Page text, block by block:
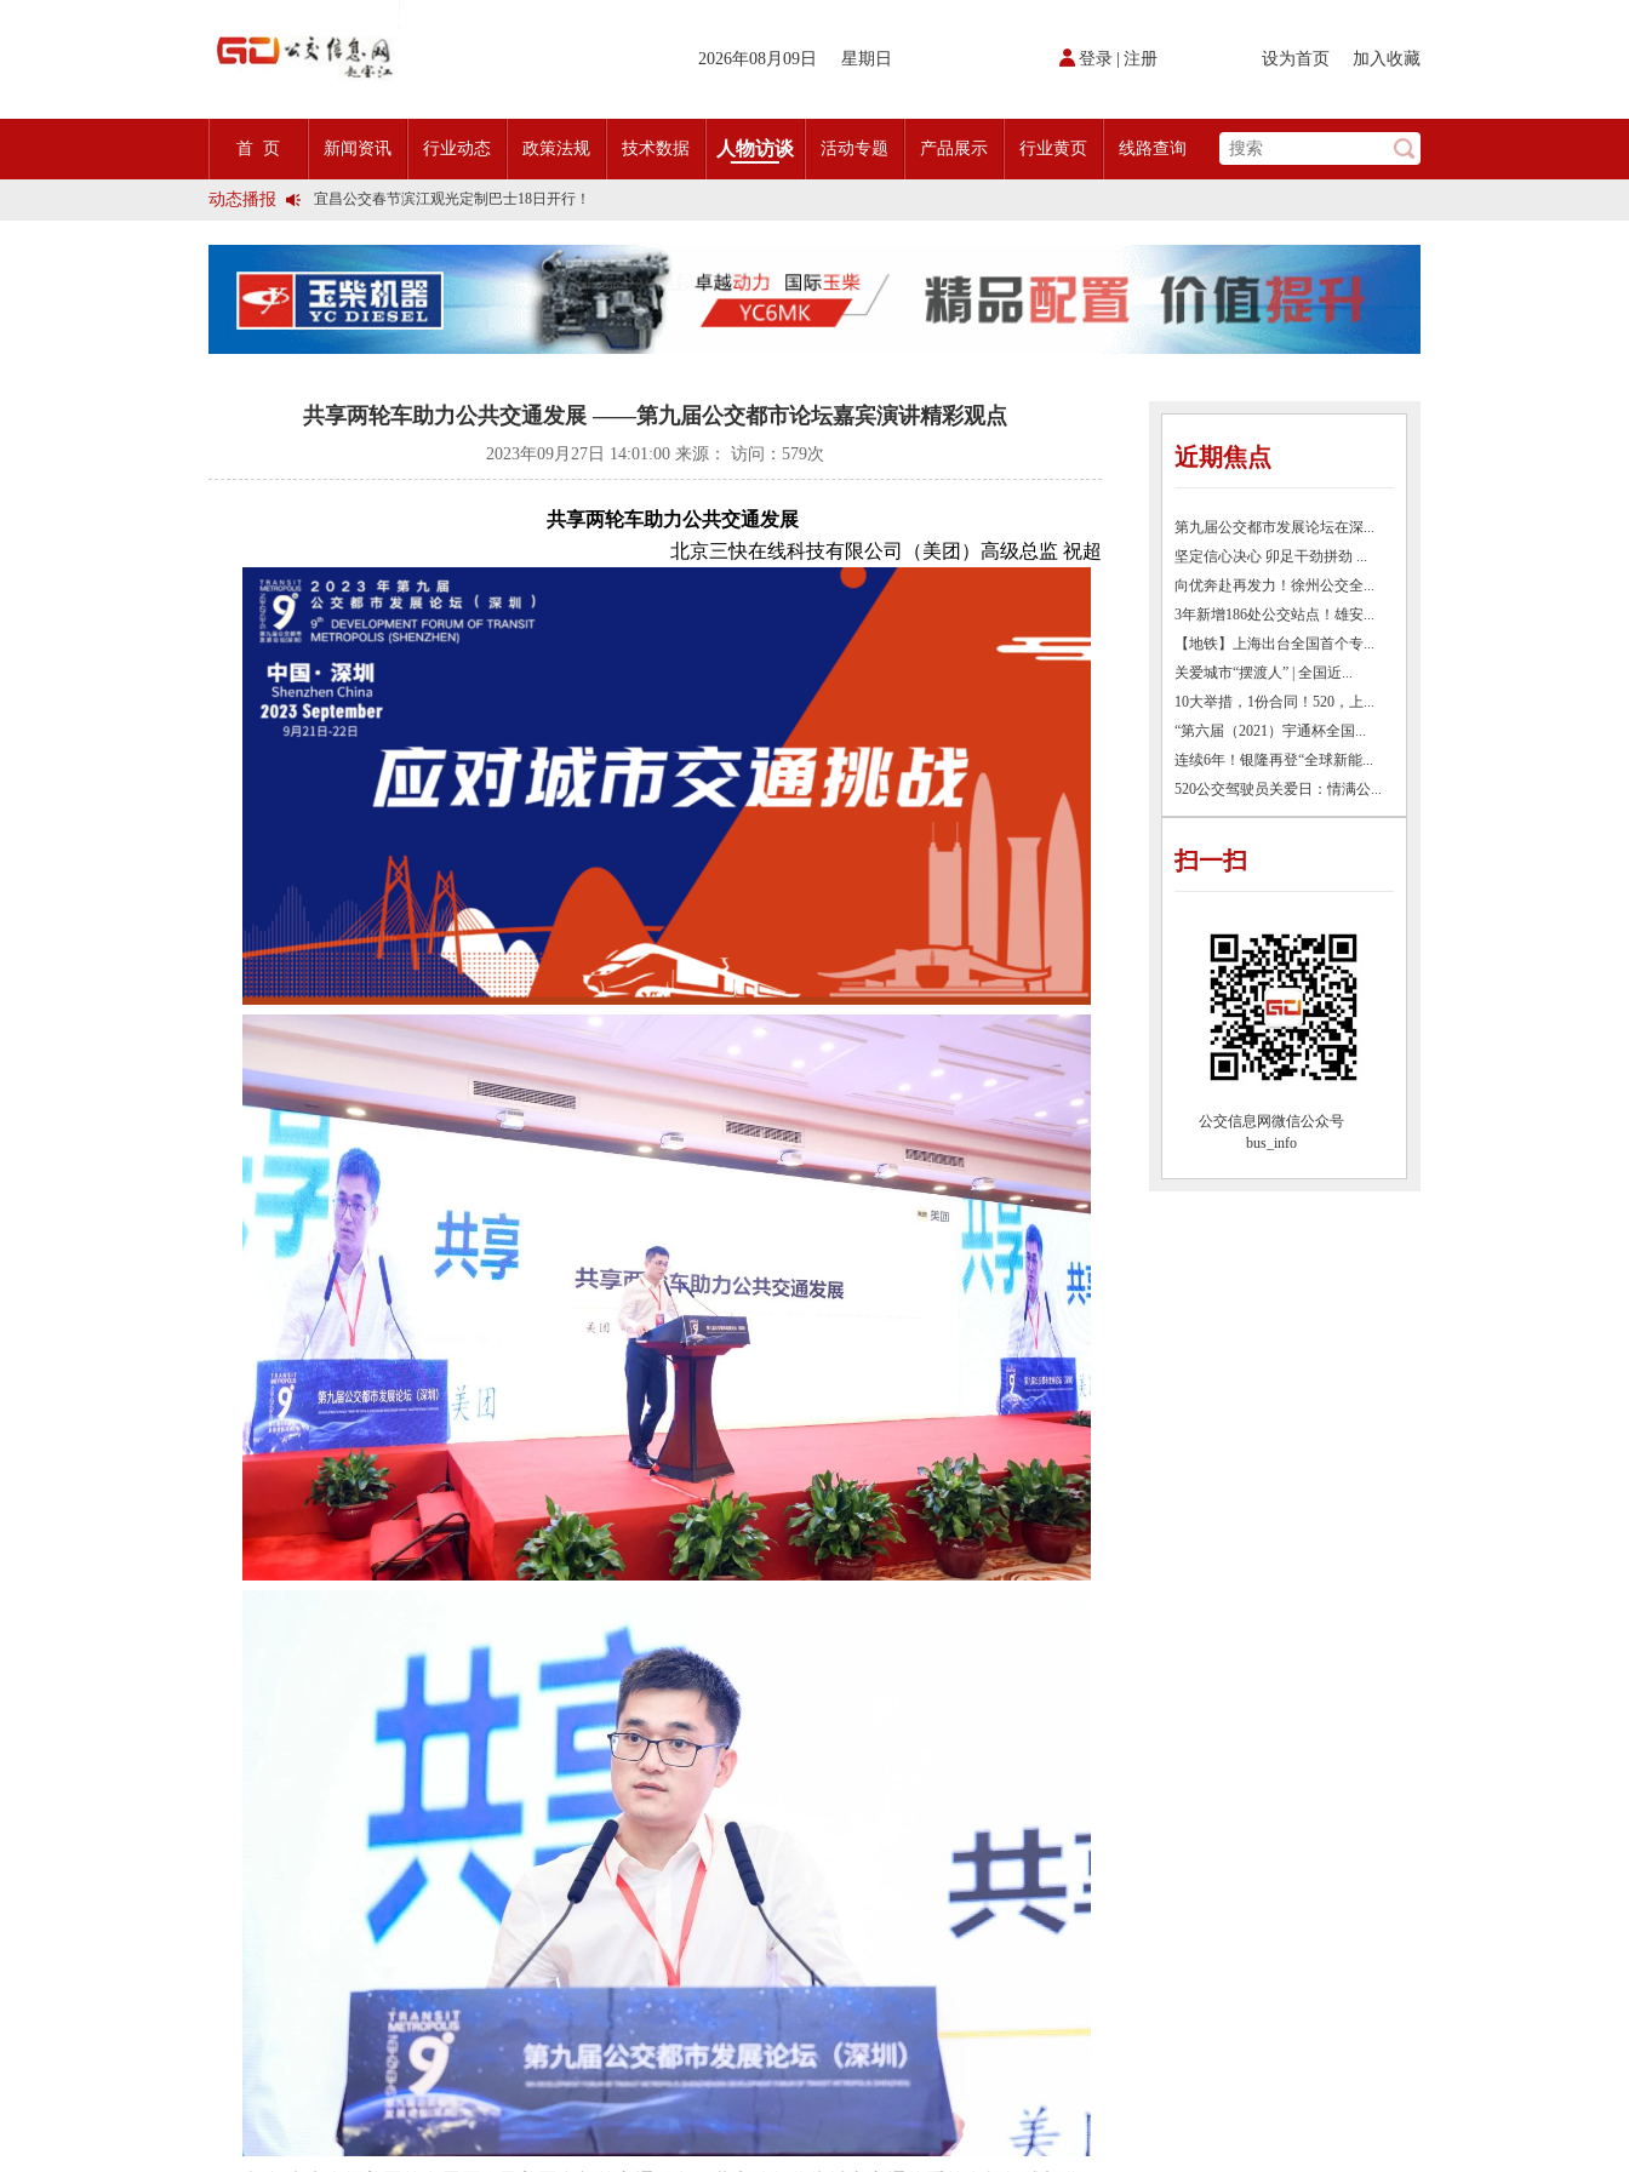
2026年08月09日 星期日 登录 注册 设为首页 加入收藏
首 页 新闻资讯 行业动态 政策法规 技术数据 人物访谈 活动专题 产品展示 行业黄页 线路查询
动态播报
石河子市公交公司荣获全国五一劳动奖状
宜昌公交春节滨江观光定制巴士18日开行！
传承张謇精神•厚植为民情怀•党建引领前行•文化润企发展——南通公交集团发布全新企业文化理念体系
岁月为鉴人民为证，百年北京公交实现历史性跨越！
今日生效！新《安全生产法》处罚条款对照
交通运输部、科学技术部发布关于科技创新驱动加快建设交通强国的意见
2025市民出行新方案 | 久事公交开通首条需求响应式定制班线
第九届公交都市发展论坛 (深圳)邀请函
石河子市公交公司荣获全国五一劳动奖状
创新 实践 沟通 | 聚焦「智慧公交」目标 助推公交转型发展——沪苏城市公交企业经验交流会在通顺利召开
今日生效！新《安全生产法》处罚条款对照
交通运输部、科学技术部发布关于科技创新驱动加快建设交通强国的意见
共享两轮车助力公共交通发展 ——第九届公交都市论坛嘉宾演讲精彩观点
2023年09月27日 14:01:00 来源： 访问： 579次
共享两轮车助力公共交通发展
北京三快在线科技有限公司（美团）高级总监 祝超
近期焦点
第九届公交都市发展论坛在深...
坚定信心决心 卯足干劲拼劲 ...
向优奔赴再发力！徐州公交全...
3年新增186处公交站点！雄安...
【地铁】上海出台全国首个专...
关爱城市“摆渡人” | 全国近...
10大举措，1份合同！520，上...
“第六届（2021）宇通杯全国...
连续6年！银隆再登“全球新能...
520公交驾驶员关爱日：情满公...
扫一扫
公交信息网微信公众号
bus_info